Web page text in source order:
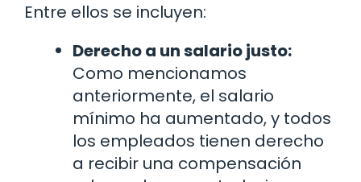
Entre ellos se incluyen:
Derecho a un salario justo:
Como mencionamos
anteriormente, el salario
mínimo ha aumentado, y todos
los empleados tienen derecho
a recibir una compensación